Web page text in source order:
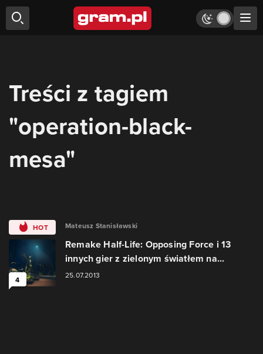
Treści z tagiem
"operation-black-
mesa"
HOT
4
Mateusz Stanisławski
Remake Half-Life: Opposing Force i 13
innych gier z zielonym światłem na...
25.07.2013